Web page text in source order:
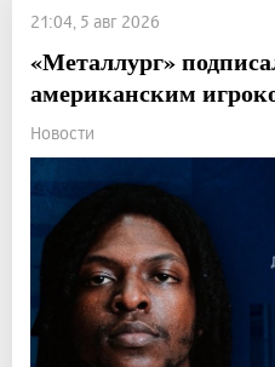
21:04, 5 авг 2026
«Металлург»
американским
Новости